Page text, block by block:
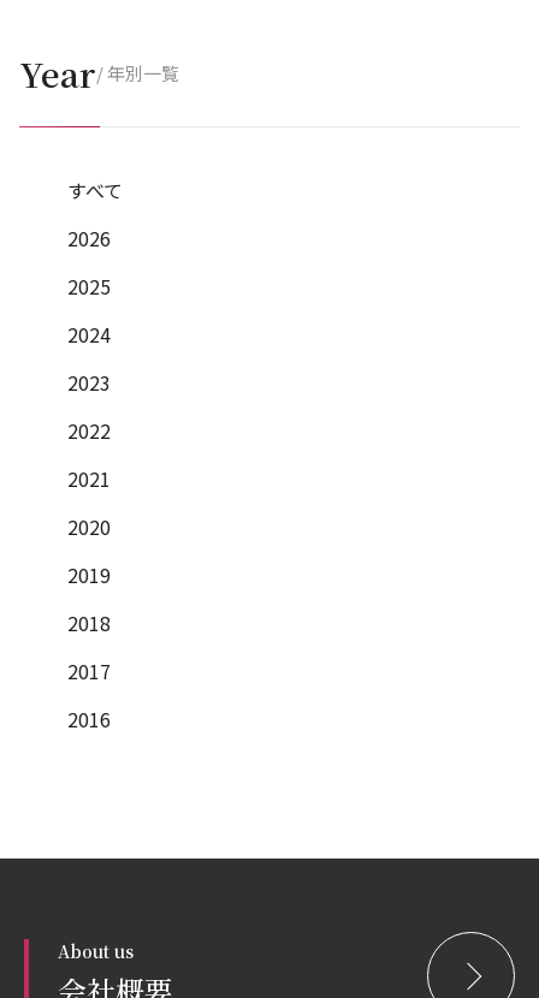
Year/ 年別一覧
すべて
2026
2025
2024
2023
2022
2021
2020
2019
2018
2017
2016
About us